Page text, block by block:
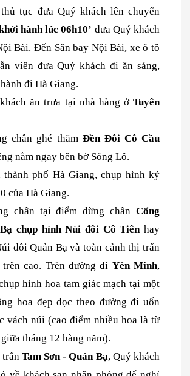
tục đưa Quý khách lên chuyến
hành lúc 06h10’ đưa Quý khách
Bài. Đến Sân bay Nội Bài, xe ô tô
viên đưa Quý khách đi ăn sáng,
đi Hà Giang.
ăn trưa tại nhà hàng ởTuyên
chân ghé thămĐền Đôi Cô Cầu
nằm ngay bên bờ Sông Lô.
thành phố Hà Giang, chụp hình kỷ
của Hà Giang.
chân tại điểm dừng chân Cổng
chụp hình Núi đôi Cô Tiênhay
đôi Quản Bạ và toàn cảnh thị trấn
trên cao. Trên đường đi Yên Minh,
hình hoa tam giác mạch tại một
hoa đẹp dọc theo đường đi uốn
vách núi (cao điểm nhiều hoa là từ
tháng 12 hàng năm).
Tam Sơn - Quản Bạ, Quý khách